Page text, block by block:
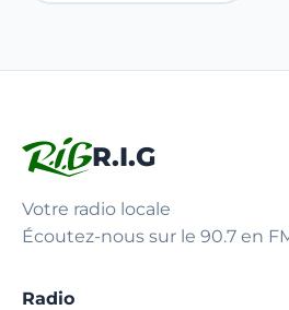
R.I.G
Votre radio locale
Écoutez-nous sur le 90.7 en
Radio